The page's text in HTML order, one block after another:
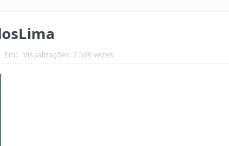
Em: Visualizações: 2.509 vezes